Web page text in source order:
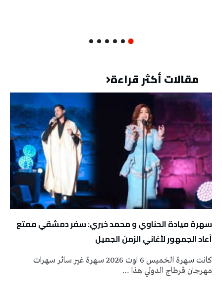
مقالات أكثر قراءة
سهرة ميادة الحناوي و محمد خيري: سفر دمشقي ممتع
أعاد الجمهور لأغاني الزمن الجميل
كانت سهرة الخميس 6 اوت 2026 سهرة غير سائر سهرات
مهرجان قرطاج الدولي هذا …